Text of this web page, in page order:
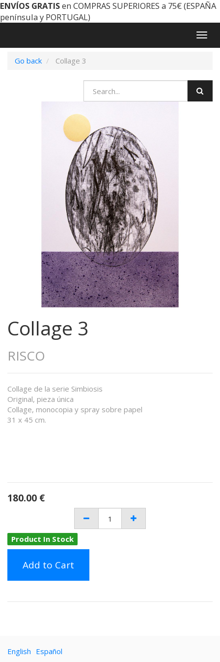
ENVÍOS GRATISen COMPRAS SUPERIORES a 75€ (ESPAÑA
península y PORTUGAL)
Go back
Collage 3
Collage 3
RISCO
Collage de la serie Simbiosis
Original, pieza única
Collage, monocopia y spray sobre papel
31 x 45 cm.
180.00 €
Product In Stock
Add to Cart
English Español